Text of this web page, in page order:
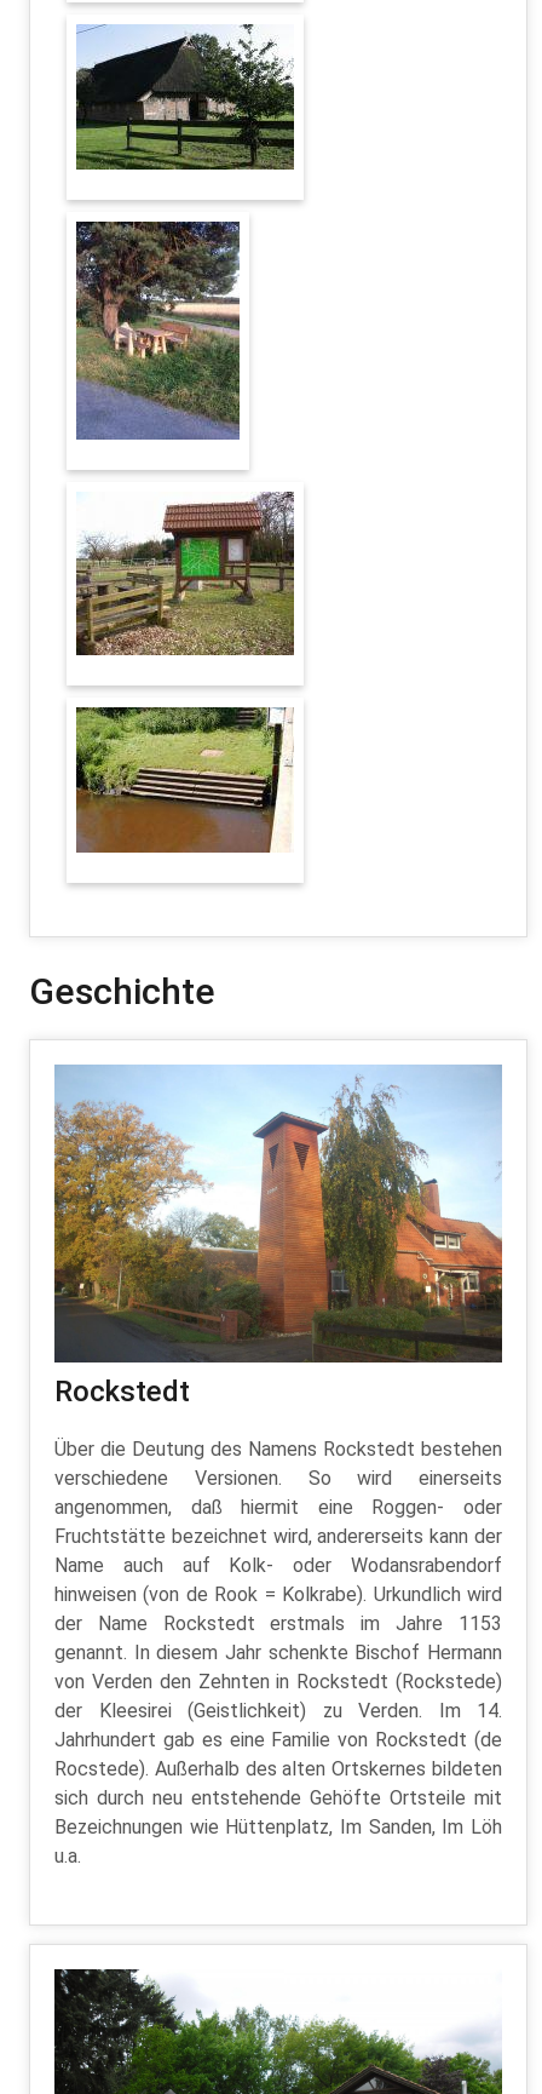
Geschichte
Rockstedt
Über die Deutung des Namens Rockstedt bestehen
verschiedene Versionen. So wird einerseits
angenommen, daß hiermit eine Roggen- oder
Fruchtstätte bezeichnet wird, andererseits kann der
Name auch auf Kolk- oder Wodansrabendorf
hinweisen (von de Rook = Kolkrabe). Urkundlich wird
der Name Rockstedt erstmals im Jahre 1153
genannt. In diesem Jahr schenkte Bischof Hermann
von Verden den Zehnten in Rockstedt (Rockstede)
der Kleesirei (Geistlichkeit) zu Verden. Im 14.
Jahrhundert gab es eine Familie von Rockstedt (de
Rocstede). Außerhalb des alten Ortskernes bildeten
sich durch neu entstehende Gehöfte Ortsteile mit
Bezeichnungen wie Hüttenplatz, Im Sanden, Im Löh
u.a.